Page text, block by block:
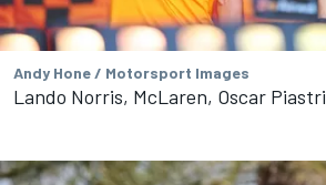
Andy Hone / Motorsport Images
Lando Norris, McLaren, Oscar Piastri